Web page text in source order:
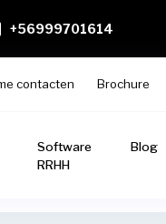
+56999701614
contacten Brochure
Software
RRHH
Blog